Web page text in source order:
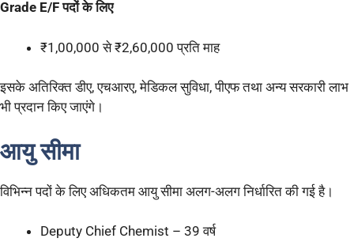
Grade E/F पदों के लिए
₹1,00,000 से ₹2,60,000 प्रति माह
इसके अतिरिक्त डीए, एचआरए, मेडिकल सुविधा, पीएफ तथा अन्य सरकारी लाभ
भी प्रदान किए जाएंगे।
आयु सीमा
विभिन्न पदों के लिए अधिकतम आयु सीमा अलग-अलग निर्धारित की गई है।
Deputy Chief Chemist – 39 वर्ष